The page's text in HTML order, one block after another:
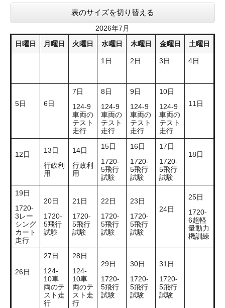
表のサイズを切り替える
2026年7月
日曜日
月曜日 火曜日 水曜日 木曜日 金曜日 土曜日
1日 2日 3日 4日
5日 6日
7日
124-9
車両の
テスト
走行
8日
124-9
車両の
テスト
走行
9日
124-9
車両の
テスト
走行
10日
124-9
車両の
テスト
走行
11日
12日
13日
行政利
用
14日
行政利
用
15日
1720-
5飛行
試験
16日
1720-
5飛行
試験
17日
1720-
5飛行
試験
18日
19日
1720-
3レー
シング
カート
走行
20日
1720-
5飛行
試験
21日
1720-
5飛行
試験
22日
1720-
5飛行
試験
23日
1720-
5飛行
試験
24日
25日
1720-
6超軽
量動力
機訓練
26日
27日
124-
10車
両のテ
スト走
行
28日
124-
10車
両のテ
スト走
行
29日
1720-
5飛行
試験
30日
1720-
5飛行
試験
31日
1720-
5飛行
試験